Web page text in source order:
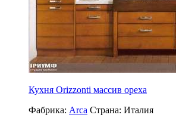
Кухня Orizzonti массив ореха
Фабрика: Arca Страна: Италия